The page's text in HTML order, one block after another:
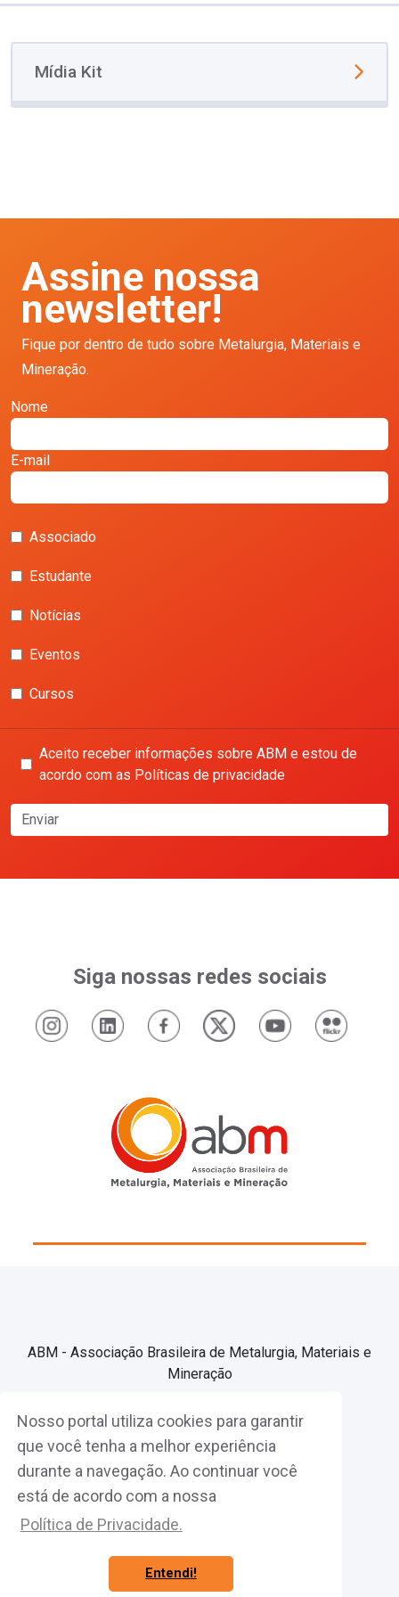
Nosso portal utiliza cookies para garantir
que você tenha a melhor experiência
durante a navegação. Ao continuar você
está de acordo com a nossa
Política de Privacidade.
Entendi!
Mídia Kit
Assine nossa
newsletter!
Fique por dentro de tudo sobre Metalurgia, Materiais e
Mineração.
Nome
E-mail
Associado
Estudante
Notícias
Eventos
Cursos
Aceito receber informações sobre ABM e estou de
acordo com as Políticas de privacidade
Enviar
Siga nossas redes sociais
ABM - Associação Brasileira de Metalurgia, Materiais e
Mineração
Associe-se
Fazer Login